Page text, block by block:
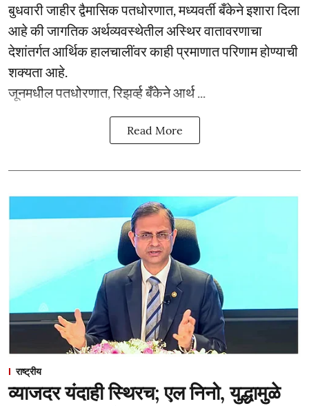
बुधवारी जाहीर द्वैमासिक पतधोरणात, मध्यवर्ती बँकेने इशारा दिला
आहे की जागतिक अर्थव्यवस्थेतील अस्थिर वातावरणाचा
देशांतर्गत आर्थिक हालचालींवर काही प्रमाणात परिणाम होण्याची
शक्यता आहे.
जूनमधील पतधोरणात, रिझर्व्ह बँकेने आर्थ ...
Read More
राष्ट्रीय
व्याजदर यंदाही स्थिरच; एल निनो, युद्धामुळे